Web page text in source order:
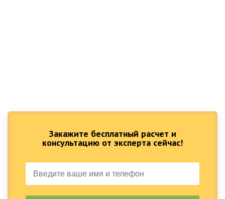
Закажите бесплатный расчет и
консультацию от эксперта сейчас!